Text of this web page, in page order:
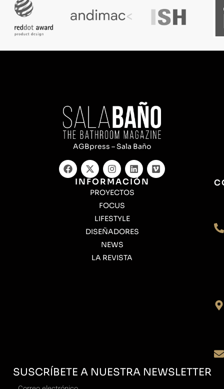
AGBpress – Sala Baño
INFORMACIÓN
PROYECTOS
FOCUS
LIFESTYLE
DISEÑADORES
NEWS
LA REVISTA
SUSCRÍBETE A NUESTRA NEWSLETTER